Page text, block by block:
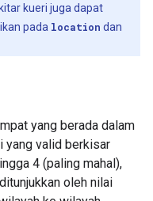
kueri juga dapat
pada location dan
yang berada dalam
yang valid berkisar
4 (paling mahal),
oleh nilai